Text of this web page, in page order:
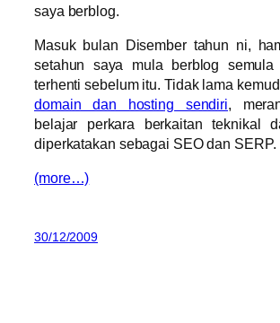
saya berblog.
Masuk bulan Disember tahun ni,
setahun saya mula berblog semula
terhenti sebelum itu. Tidak lama
domain dan hosting sendiri,
belajar perkara berkaitan teknikal
diperkatakan sebagai SEO dan SERP.
(more…)
30/12/2009